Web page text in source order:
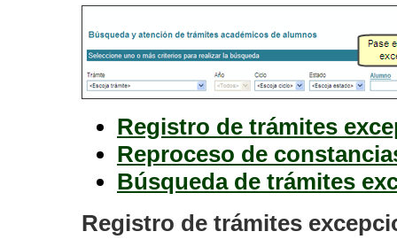
Registro de trámites
Reproceso de
Búsqueda de trámites
Registro de trámites